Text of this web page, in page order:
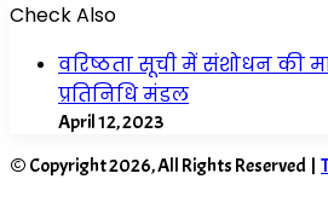
Check Also
वरिष्ठता सूची में संशोधन की
प्रतिनिधि मंडल
April 12, 2023
© Copyright 2026, All Rights Reserved |